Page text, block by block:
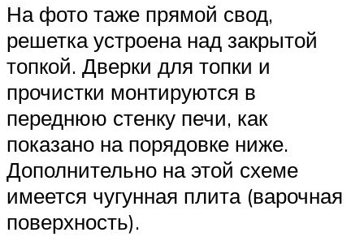
На фото таже прямой свод,
решетка устроена над закрытой
топкой. Дверки для топки и
прочистки монтируются в
переднюю стенку печи, как
показано на порядовке ниже.
Дополнительно на этой схеме
имеется чугунная плита (варочная
поверхность).